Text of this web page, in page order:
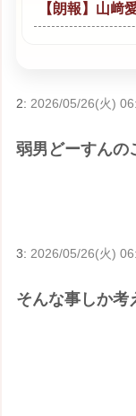
【朗報】山﨑
2: 2026/05/26(火)
弱男どーすんの
3: 2026/05/26(火)
そんな事しか考